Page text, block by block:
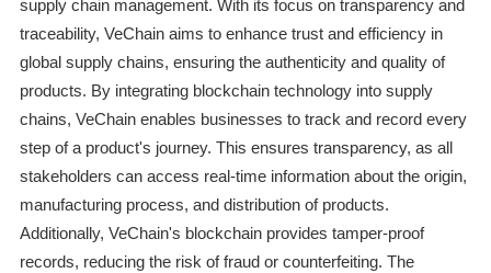
supply chain management. With its focus on transparency and
traceability, VeChain aims to enhance trust and efficiency in
global supply chains, ensuring the authenticity and quality of
products. By integrating blockchain technology into supply
chains, VeChain enables businesses to track and record every
step of a product's journey. This ensures transparency, as all
stakeholders can access real-time information about the origin,
manufacturing process, and distribution of products.
Additionally, VeChain's blockchain provides tamper-proof
records, reducing the risk of fraud or counterfeiting. The